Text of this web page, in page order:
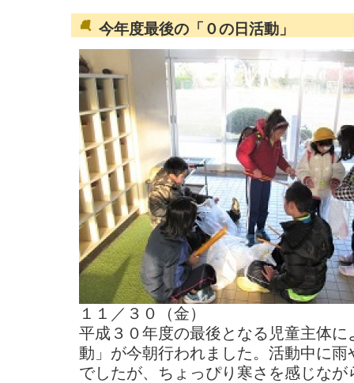
今年度最後の「０の日活動」
１１／３０（金）
平成３０年度の最後となる児童主体
動」が今朝行われました。活動中に
でしたが、ちょっぴり寒さを感じな